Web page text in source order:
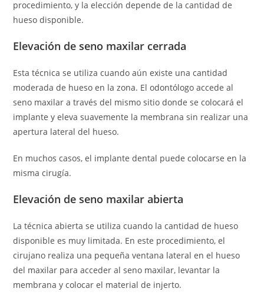
procedimiento, y la elección depende de la cantidad de
hueso disponible.
Elevación de seno maxilar cerrada
Esta técnica se utiliza cuando aún existe una cantidad
moderada de hueso en la zona. El odontólogo accede al
seno maxilar a través del mismo sitio donde se colocará el
implante y eleva suavemente la membrana sin realizar una
apertura lateral del hueso.
En muchos casos, el implante dental puede colocarse en la
misma cirugía.
Elevación de seno maxilar abierta
La técnica abierta se utiliza cuando la cantidad de hueso
disponible es muy limitada. En este procedimiento, el
cirujano realiza una pequeña ventana lateral en el hueso
del maxilar para acceder al seno maxilar, levantar la
membrana y colocar el material de injerto.